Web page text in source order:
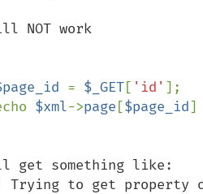
NOT work
$page_id
= $_GET[ 'id' ];
echo
$xml->page [$page_id
get something like:
Trying to get property